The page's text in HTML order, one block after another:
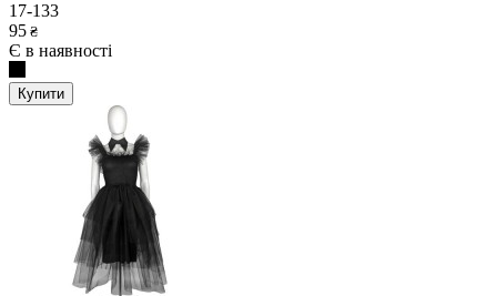
17-133
95 ₴
Є в наявності
Купити